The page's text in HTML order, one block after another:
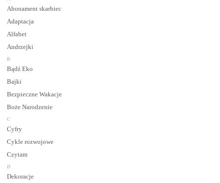
Abonament skarbiec
Adaptacja
Alfabet
Andrzejki
B
Bądź Eko
Bajki
Bezpieczne Wakacje
Boże Narodzenie
C
Cyfry
Cykle rozwojowe
Czytam
D
Dekoracje